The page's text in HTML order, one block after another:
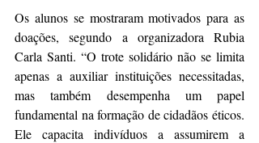
Os alunos se mostraram motivados para as
doações, segundo a organizadora Rubia
Carla Santi. “O trote solidário não se limita
apenas a auxiliar instituições necessitadas,
mas também desempenha um papel
fundamental na formação de cidadãos éticos.
Ele capacita indivíduos a assumirem a